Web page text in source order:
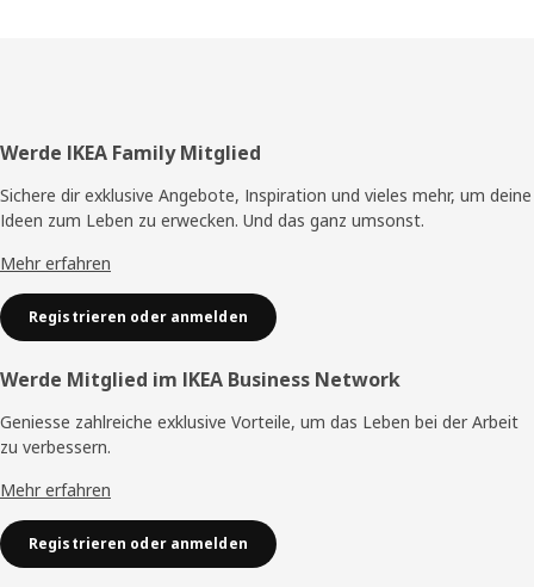
Fusszeile
Werde IKEA Family Mitglied
Sichere dir exklusive Angebote, Inspiration und vieles mehr, um deine
Ideen zum Leben zu erwecken. Und das ganz umsonst.
Mehr erfahren
Registrieren oder anmelden
Werde Mitglied im IKEA Business Network
Geniesse zahlreiche exklusive Vorteile, um das Leben bei der Arbeit
zu verbessern.
Mehr erfahren
Registrieren oder anmelden